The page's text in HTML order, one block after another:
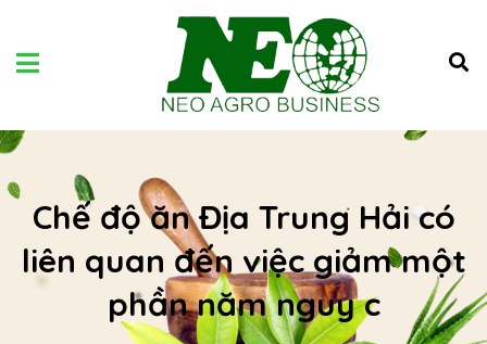
Chế độ ăn Địa Trung Hải có
liên quan đến việc giảm một
phần năm nguy c